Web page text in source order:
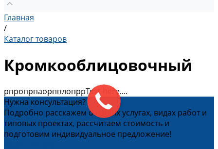
Главная
/
Каталог товаров
Кромкооблицовочный
рпропрпаорпплопррText here....
Нужна консультация?
Подробно расскажем о наших услугах, видах работ и
типовых проектах, рассчитаем стоимость и
подготовим индивидуальное предложение!